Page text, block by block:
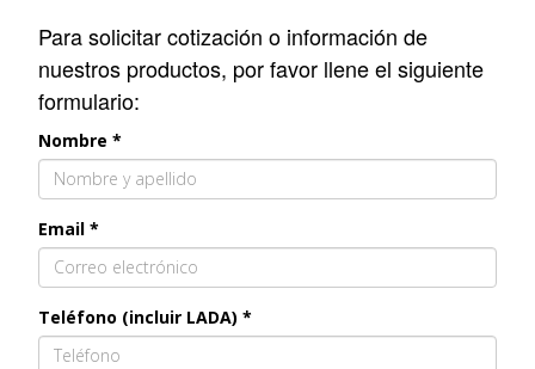
Para solicitar cotización o información de
nuestros productos, por favor llene el siguiente
formulario:
Nombre *
Email *
Teléfono (incluir LADA) *